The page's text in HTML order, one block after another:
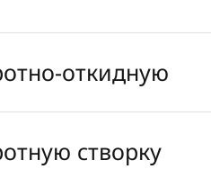
откидную
створку